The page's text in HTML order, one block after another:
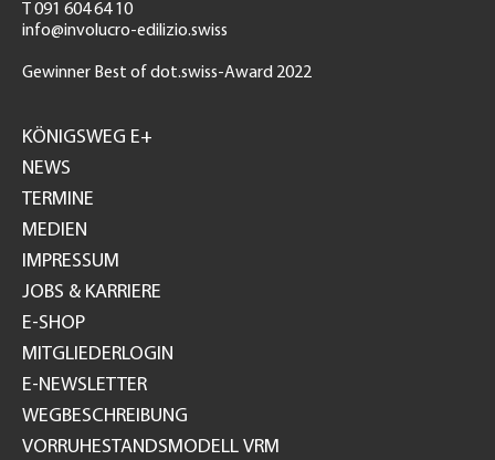
T 091 604 64 10
info@involucro-edilizio.swiss
Gewinner Best of dot.swiss-Award 2022
GH
KÖNIGSWEG E+
NEWS
TERMINE
MEDIEN
IMPRESSUM
JOBS & KARRIERE
E-SHOP
MITGLIEDERLOGIN
E-NEWSLETTER
WEGBESCHREIBUNG
VORRUHESTANDSMODELL VRM